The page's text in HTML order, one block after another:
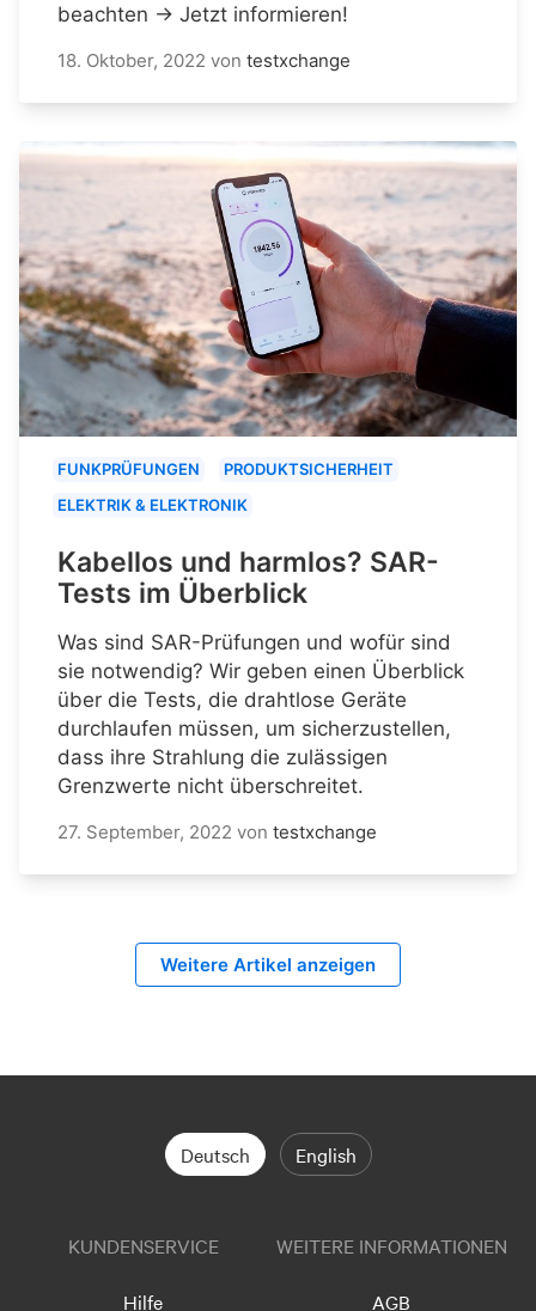
beachten → Jetzt informieren!
18. Oktober, 2022 von testxchange
FUNKPRÜFUNGEN
PRODUKTSICHERHEIT
ELEKTRIK & ELEKTRONIK
Kabellos und harmlos? SAR-
Tests im Überblick
Was sind SAR-Prüfungen und wofür sind
sie notwendig? Wir geben einen Überblick
über die Tests, die drahtlose Geräte
durchlaufen müssen, um sicherzustellen,
dass ihre Strahlung die zulässigen
Grenzwerte nicht überschreitet.
27. September, 2022 von testxchange
Weitere Artikel anzeigen
Deutsch English
KUNDENSERVICE
Hilfe
WEITERE INFORMATIONEN
AGB